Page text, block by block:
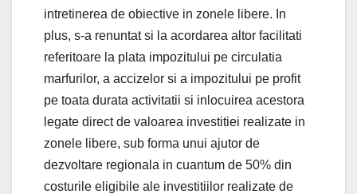
intretinerea de obiective in zonele libere. In
plus, s-a renuntat si la acordarea altor facilitati
referitoare la plata impozitului pe circulatia
marfurilor, a accizelor si a impozitului pe profit
pe toata durata activitatii si inlocuirea acestora
legate direct de valoarea investitiei realizate in
zonele libere, sub forma unui ajutor de
dezvoltare regionala in cuantum de 50% din
costurile eligibile ale investitiilor realizate de